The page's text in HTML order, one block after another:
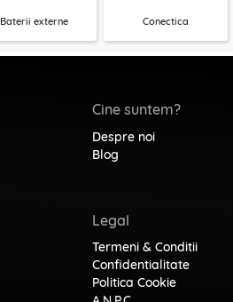
Baterii externe Conectica
Cine suntem?
Despre noi
Blog
Legal
Termeni & Conditii
Confidentialitate
Politica Cookie